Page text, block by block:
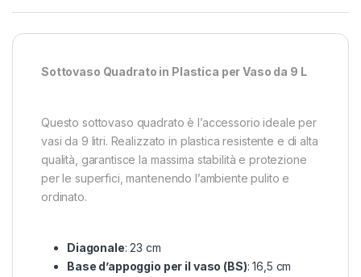
Sottovaso Quadrato in Plastica per Vaso da 9 L
Questo sottovaso quadrato è l’accessorio ideale per
vasi da 9 litri. Realizzato in plastica resistente e di alta
qualità, garantisce la massima stabilità e protezione
per le superfici, mantenendo l’ambiente pulito e
ordinato.
Diagonale: 23 cm
Base d’appoggio per il vaso (BS): 16,5 cm